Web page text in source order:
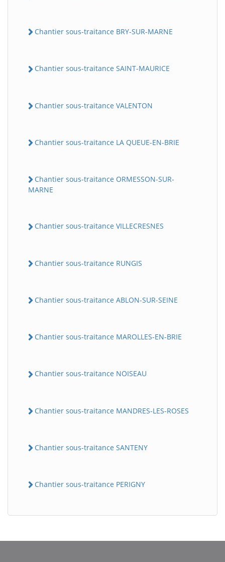
Chantier sous-traitance BRY-SUR-MARNE
Chantier sous-traitance SAINT-MAURICE
Chantier sous-traitance VALENTON
Chantier sous-traitance LA QUEUE-EN-BRIE
Chantier sous-traitance ORMESSON-SUR-
MARNE
Chantier sous-traitance VILLECRESNES
Chantier sous-traitance RUNGIS
Chantier sous-traitance ABLON-SUR-SEINE
Chantier sous-traitance MAROLLES-EN-BRIE
Chantier sous-traitance NOISEAU
Chantier sous-traitance MANDRES-LES-ROSES
Chantier sous-traitance SANTENY
Chantier sous-traitance PERIGNY
BatiWebPro